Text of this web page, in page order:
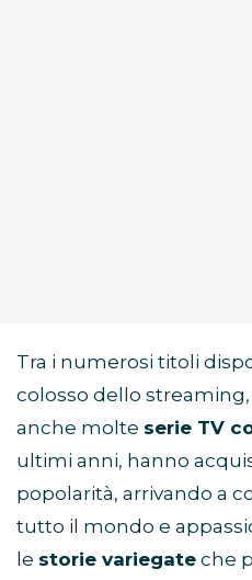
Tra i numerosi titoli
colosso dello
anche molte serie TV
ultimi anni, hanno
popolarità, arrivando a
tutto il mondo e
le storie variegate che